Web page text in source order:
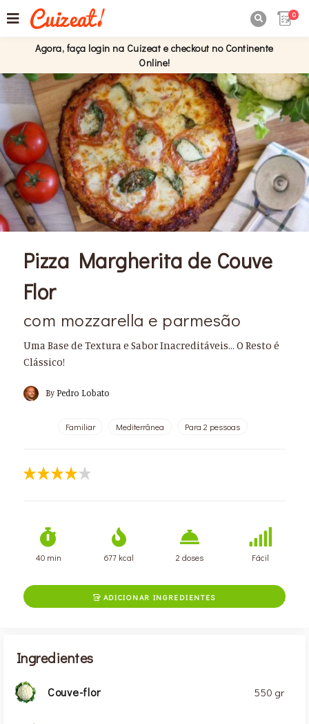
0
Agora, faça login na Cuizeat e checkout no Continente
Online!
Pizza Margherita de Couve
Flor
com mozzarella e parmesão
Uma Base de Textura e Sabor Inacreditáveis... O Resto é
Clássico!
By Pedro Lobato
Familiar Mediterrânea Para 2 pessoas
40 min 677 kcal 2 doses Fácil
ADICIONAR INGREDIENTES
Ingredientes
Couve-flor 550 gr